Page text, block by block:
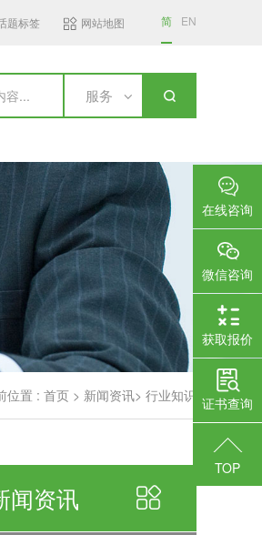
加拿大更新无线通信设备标准，新...
题标签 网站地图 简 EN
服务
位置 : 首页 > 新闻资讯> 行业知识
闻资讯
在线咨询
微信咨询
获取报价
证书查询
TOP